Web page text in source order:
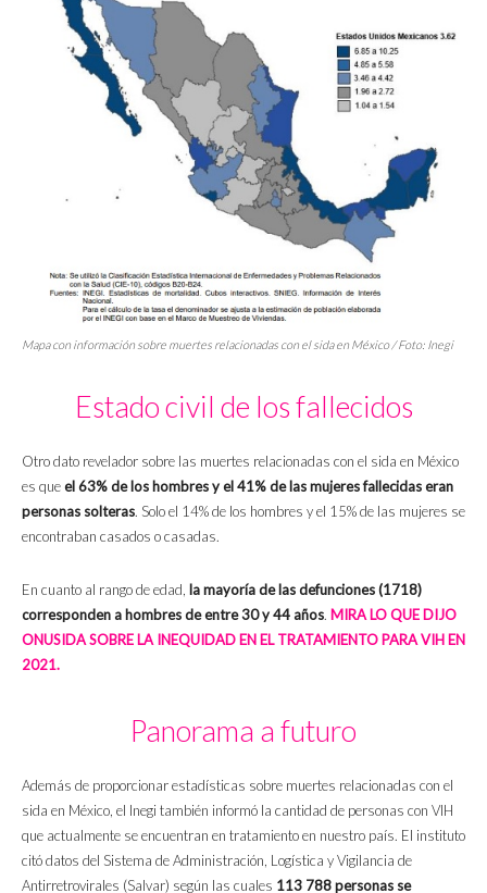
Mapa con información sobre muertes relacionadas con el sida en México / Foto: Inegi
Estado civil de los fallecidos
Otro dato revelador sobre las muertes relacionadas con el sida en México
es queel 63% de los hombres y el 41% de las mujeres fallecidas eran
personas solteras. Solo el 14% de los hombres y el 15% de las mujeres se
encontraban casados o casadas.
En cuanto al rango de edad, la mayoría de las defunciones (1718)
corresponden a hombres de entre 30 y 44 años. MIRA LO QUE DIJO
ONUSIDA SOBRE LA INEQUIDAD EN EL TRATAMIENTO PARA VIH EN
2021.
Panorama a futuro
Además de proporcionar estadísticas sobre muertes relacionadas con el
sida en México, el Inegi también informó la cantidad de personas con VIH
que actualmente se encuentran en tratamiento en nuestro país. El instituto
citó datos del Sistema de Administración, Logística y Vigilancia de
Antirretrovirales (Salvar) según las cuales 113 788 personas se